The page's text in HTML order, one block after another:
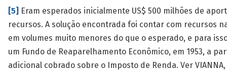
[5] Eram esperados inicialmente US$ 500 milhões de
recursos. A solução encontrada foi contar com recursos
em volumes muito menores do que o esperado, e para
um Fundo de Reaparelhamento Econômico, em 1953, a
adicional cobrado sobre o Imposto de Renda. Ver VIANNA,